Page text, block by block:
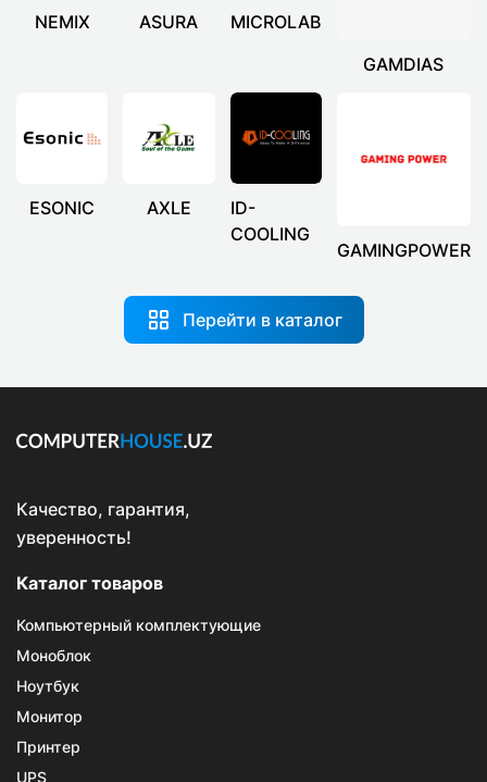
NEMIX ASURA
MICROLAB
GAMDIAS
ESONIC AXLE
ID-
COOLING
GAMINGPOWER
Перейти в каталог
Качество, гарантия,
уверенность!
Каталог товаров
Компьютерный комплектующие
Моноблок
Ноутбук
Монитор
Принтер
UPS